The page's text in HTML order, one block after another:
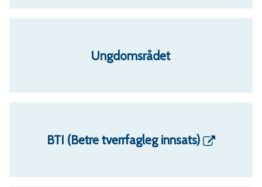
Ungdomsrådet
BTI (Betre tverrfagleg innsats)